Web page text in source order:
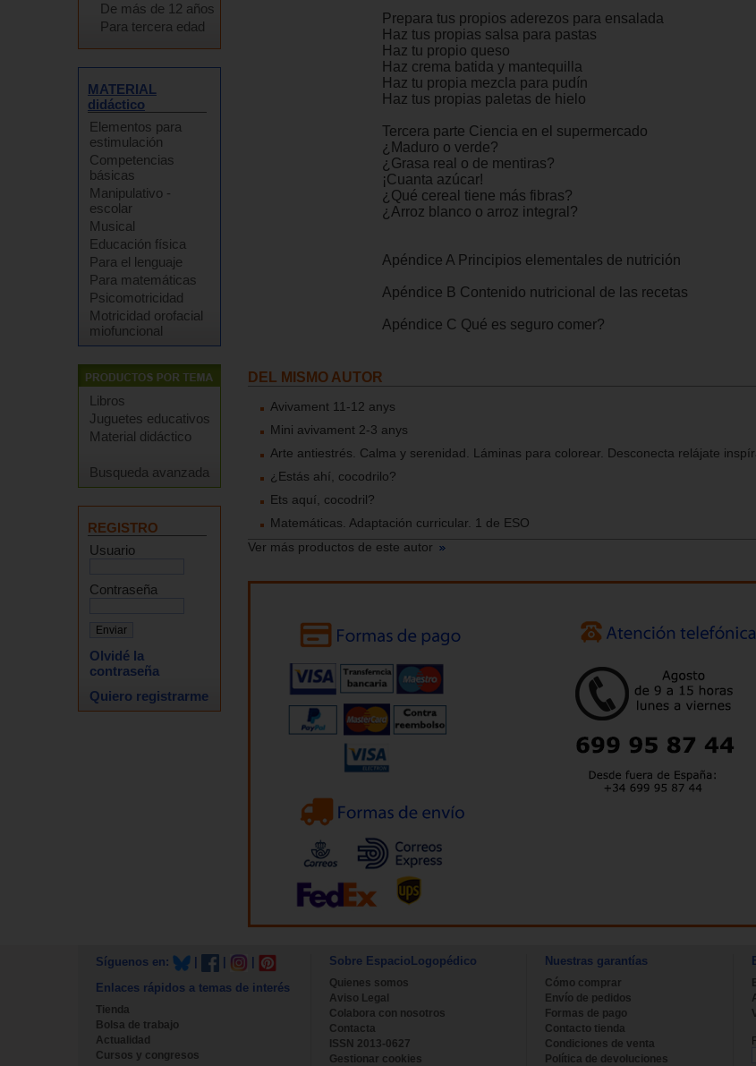
De más de 12 años
Para tercera edad
MATERIAL
didáctico
Elementos para
estimulación
Competencias
básicas
Manipulativo -
escolar
Musical
Educación física
Para el lenguaje
Para matemáticas
Psicomotricidad
Motricidad orofacial
miofuncional
Libros
Juguetes educativos
Material didáctico
Busqueda avanzada
REGISTRO
Usuario
Contraseña
Olvidé la
contraseña
Quiero registrarme
Prepara tus propios aderezos para ensalada
Haz tus propias salsa para pastas
Haz tu propio queso
Haz crema batida y mantequilla
Haz tu propia mezcla para pudín
Haz tus propias paletas de hielo
Tercera parte Ciencia en el supermercado
¿Maduro o verde?
¿Grasa real o de mentiras?
¡Cuanta azúcar!
¿Qué cereal tiene más fibras?
¿Arroz blanco o arroz integral?
Apéndice A Principios elementales de nutrición
Apéndice B Contenido nutricional de las recetas
Apéndice C Qué es seguro comer?
DEL MISMO AUTOR
Avivament 11-12 anys
Mini avivament 2-3 anys
Arte antiestrés. Calma y serenidad. Láminas para colorear. Desconecta relájate
¿Estás ahí, cocodrilo?
Ets aquí, cocodril?
Matemáticas. Adaptación curricular. 1 de ESO
Ver más productos de este autor
Síguenos en:
Enlaces rápidos a temas de interés
Tienda
Bolsa de trabajo
Actualidad
Cursos y congresos
Sobre EspacioLogopédico
Quienes somos
Aviso Legal
Colabora con nosotros
Contacta
ISSN 2013-0627
Gestionar cookies
Nuestras garantías
Cómo comprar
Envío de pedidos
Formas de pago
Contacto tienda
Condiciones de venta
Política de devoluciones